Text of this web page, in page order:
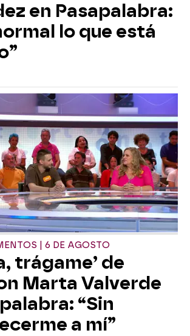
en Pasapalabra:
lo que está
| 6 DE AGOSTO
trágame’ de
Marta Valverde
“Sin
a mí”